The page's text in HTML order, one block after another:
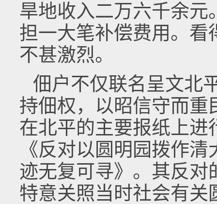
旱地收入二万六千余
担一大笔补偿费用。看
不甚激烈。
佃户不仅联名呈文北
持佃权，以昭信守而重
在北平的主要报纸上进
《反对以圆明园拨作
迹无复可寻》。其反对
特意关照当时社会有关